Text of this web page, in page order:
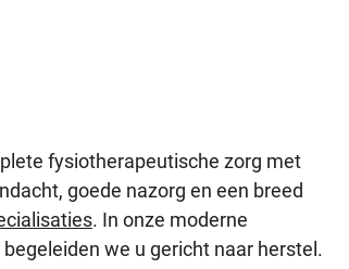
fysiotherapeutische zorg met
goede nazorg en een breed
. In onze moderne
we u gericht naar herstel.